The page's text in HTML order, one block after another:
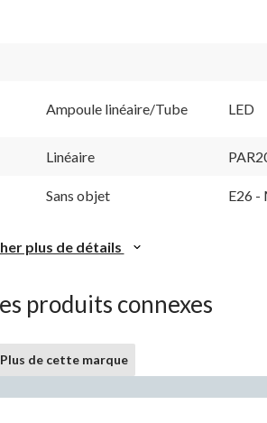
Ampoule linéaire/Tube LED
Linéaire
Sans objet E26 -
plus de détails
produits connexes
Plus de cette marque